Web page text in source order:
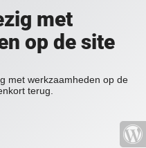
met
op de site
met werkzaamheden op de
terug.